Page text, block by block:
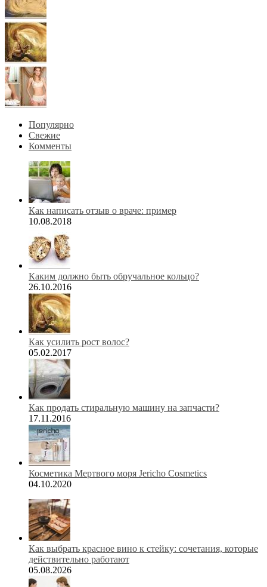
Популярно
Свежие
Комменты
Как написать отзыв о враче: пример
10.08.2018
Каким должно быть обручальное кольцо?
26.10.2016
Как усилить рост волос?
05.02.2017
Как продать стиральную машину на запчасти?
17.11.2016
Косметика Мертвого моря Jericho Cosmetics
04.10.2020
Как выбрать красное вино к стейку: сочетания, которые
действительно работают
05.08.2026